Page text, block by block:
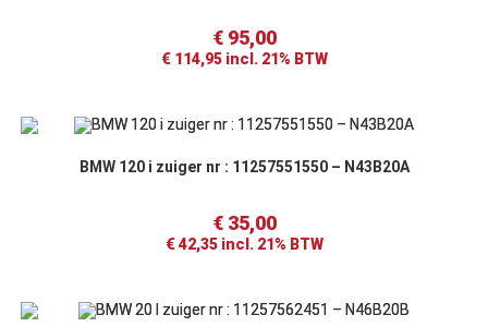
€95,00
€114,95incl. 21% BTW
BMW 120 i zuiger nr : 11257551550 – N43B20A
€35,00
€42,35incl. 21% BTW